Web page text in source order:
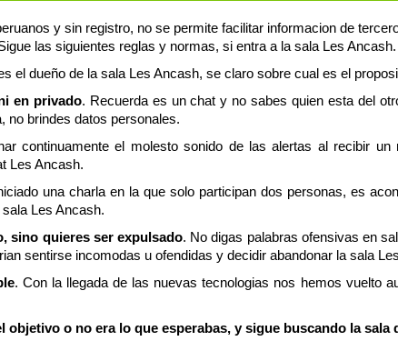
y sin registro, no se permite facilitar informacion de
las siguientes reglas y normas, si entra a la sala Les Ancash.
el dueño de la sala Les Ancash, se claro sobre cual es el
en privado. Recuerda es un chat y no sabes quien esta del
no brindes datos personales.
continuamente el molesto sonido de las alertas al recibir un
Les Ancash.
una charla en la que solo participan dos personas, es
Les Ancash.
sino quieres ser expulsado. No digas palabras ofensivas en
sentirse incomodas u ofendidas y decidir abandonar la sala
. Con la llegada de las nuevas tecnologias nos hemos vuelto
o no era lo que esperabas, y sigue buscando la sala